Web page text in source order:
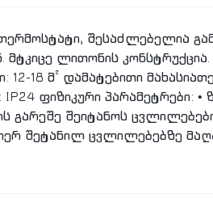
შესაძლებელია
მტკიცე ლითონის
12-18 მ² დამატებითი
ფიზიკური პარამეტრები: •
შეიტანოს
შეტანილ ცვლილებებზე